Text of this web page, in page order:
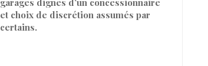
et choix de discrétion assumés par
certains.